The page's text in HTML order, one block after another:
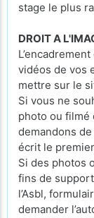
stage le plus
DROIT A
vidéos de vos
mettre sur le
Si vous ne
photo ou filmé
demandons
écrit le
Si des photos
fins de
l’Asbl,
demander